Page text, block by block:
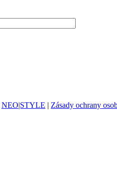
NEO|STYLE | Zásady ochrany